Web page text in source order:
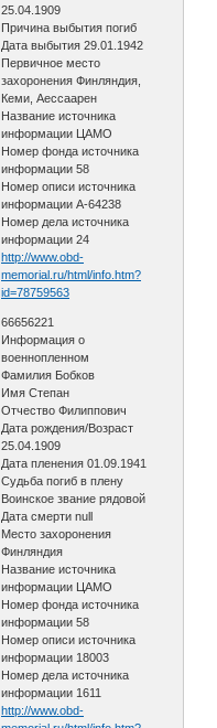
25.04.1909
Причина выбытия погиб
Дата выбытия 29.01.1942
Первичное место
захоронения Финляндия,
Кеми, Аессаарен
Название источника
информации ЦАМО
Номер фонда источника
информации 58
Номер описи источника
информации A-64238
Номер дела источника
информации 24
http://www.obd-
memorial.ru/html/info.htm?
id=78759563
66656221
Информация о
военнопленном
Фамилия Бобков
Имя Степан
Отчество Филиппович
Дата рождения/Возраст
25.04.1909
Дата пленения 01.09.1941
Судьба погиб в плену
Воинское звание рядовой
Дата смерти null
Место захоронения
Финляндия
Название источника
информации ЦАМО
Номер фонда источника
информации 58
Номер описи источника
информации 18003
Номер дела источника
информации 1611
http://www.obd-